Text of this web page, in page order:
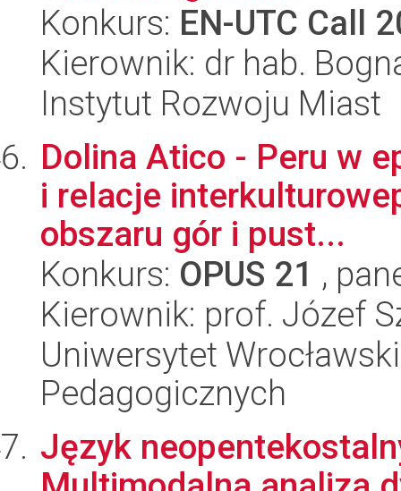
Konkurs: EN-UTC Call
Kierownik: dr hab.
Instytut Rozwoju Miast
Dolina Atico - Peru w
i relacje
obszaru gór i pust...
Konkurs: OPUS 21 ,
Kierownik: prof. Józef
Uniwersytet
Pedagogicznych
Język